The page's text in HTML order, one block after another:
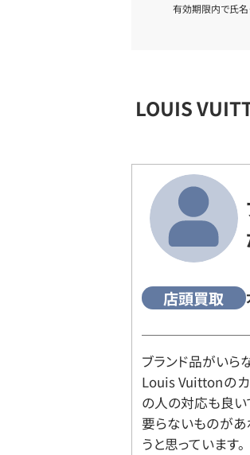
有効期限内で氏名
LOUIS
店頭買取
ブランド品がいら
Louis Vuittonの
の人の対応も良い
要らないものがあ
うと思っています。